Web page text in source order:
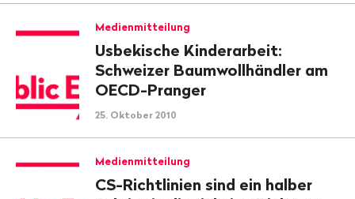
Medienmitteilung
Usbekische Kinderarbeit:
Schweizer Baumwollhändler am
OECD-Pranger
25. Oktober 2010
Medienmitteilung
CS-Richtlinien sind ein halber